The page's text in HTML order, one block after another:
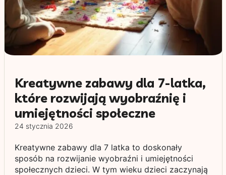
Kreatywne zabawy dla 7-latka,
które rozwijają wyobraźnię i
umiejętności społeczne
24 stycznia 2026
Kreatywne zabawy dla 7 latka to doskonały
sposób na rozwijanie wyobraźni i umiejętności
społecznych dzieci. W tym wieku dzieci zaczynają